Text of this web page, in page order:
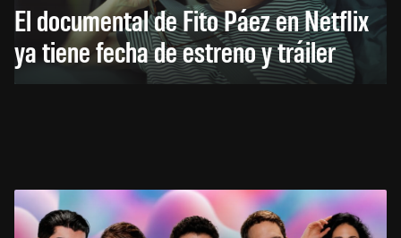
El documental de Fito Páez en Netflix
ya tiene fecha de estreno y tráiler